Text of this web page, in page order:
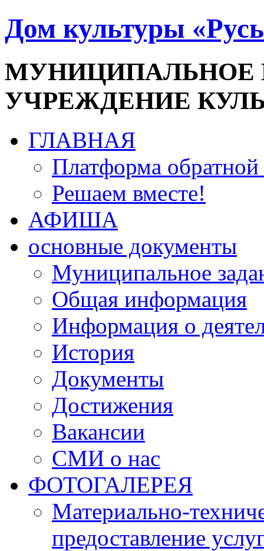
Дом культуры
УЧРЕЖДЕНИЕ
ГЛАВНАЯ
Платформа обратной
Решаем вместе!
АФИША
основные документы
Муниципальное
Общая информация
Информация о
История
Документы
Достижения
Вакансии
СМИ о нас
ФОТОГАЛЕРЕЯ
Материально-
предоставление